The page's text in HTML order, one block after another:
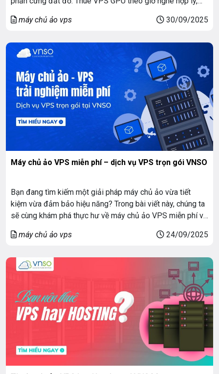
gốc, so sánh phương án thuê — mua, liệt kê […]
máy chủ ảo vps 30/09/2025
Máy chủ ảo VPS miễn phí – dịch vụ VPS trọn gói VNSO
Bạn đang tìm kiếm một giải pháp máy chủ ảo vừa tiết
kiệm vừa đảm bảo hiệu năng? Trong bài viết này, chúng ta
sẽ cùng khám phá thực hư về máy chủ ảo VPS miễn phí và
thực sự là […]
máy chủ ảo vps 24/09/2025